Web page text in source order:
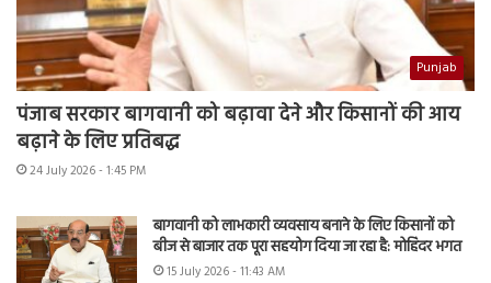
Punjab
पंजाब सरकार बागवानी को बढ़ावा देने और किसानों की आय
बढ़ाने के लिए प्रतिबद्ध
24 July 2026 - 1:45 PM
बागवानी को लाभकारी व्यवसाय बनाने के लिए किसानों को
बीज से बाजार तक पूरा सहयोग दिया जा रहा है: मोहिंदर भगत
15 July 2026 - 11:43 AM